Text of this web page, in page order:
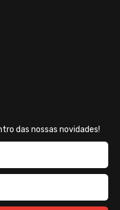
das nossas novidades!